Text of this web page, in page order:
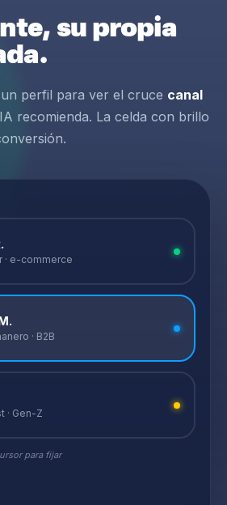
su propia
perfil para ver el cruce canal
recomienda. La celda con brillo
· e-commerce
· B2B
· Gen-Z
para fijar